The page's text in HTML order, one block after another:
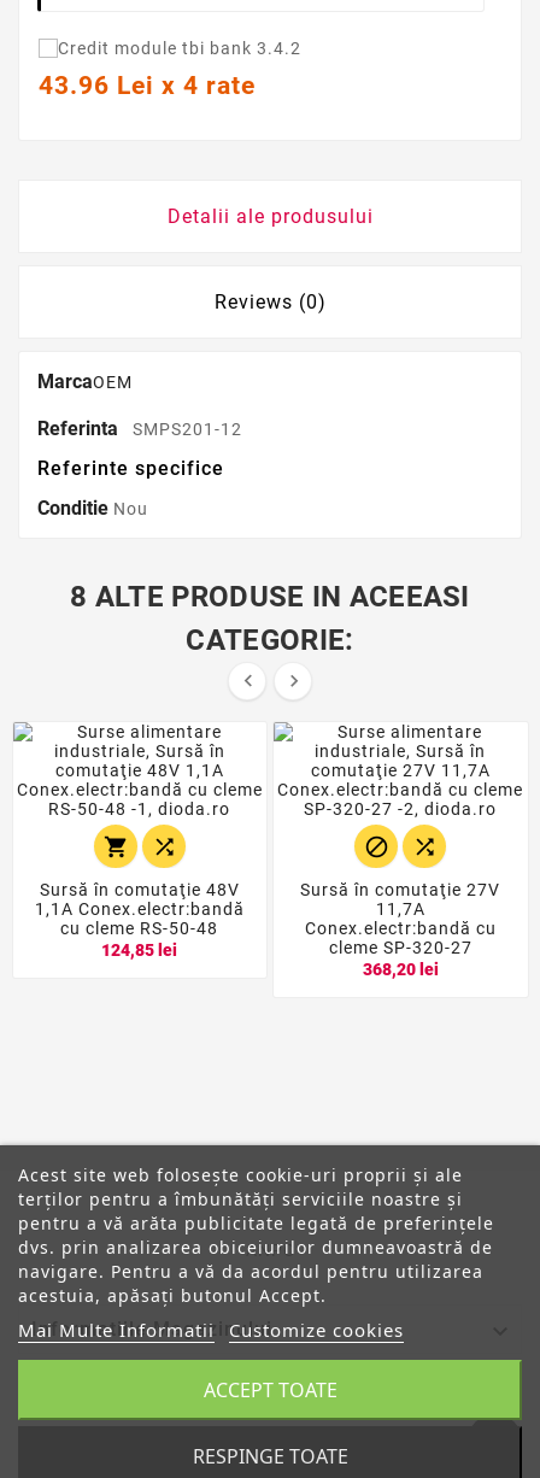
43.96 Lei x 4 rate
Detalii ale produsului
Reviews (0)
MarcaOEM
Referinta SMPS201-12
Referinte specifice
Conditie Nou
8 ALTE PRODUSE IN ACEEASI
CATEGORIE:
 
 
Sursă în comutaţie 48V
1,1A Conex.electr:bandă
cu cleme RS-50-48
124,85 lei
 
Sursă în comutaţie 27V
11,7A
Conex.electr:bandă cu
cleme SP-320-27
368,20 lei
ANPC
Informatiile Magazinului
Acest site web folosește cookie-uri proprii și ale
terților pentru a îmbunătăți serviciile noastre și
pentru a vă arăta publicitate legată de preferințele
dvs. prin analizarea obiceiurilor dumneavoastră de
navigare. Pentru a vă da acordul pentru utilizarea
acestuia, apăsați butonul Accept.
Mai Multe Informatii Customize cookies
RESPINGE TOATE
ACCEPT TOATE